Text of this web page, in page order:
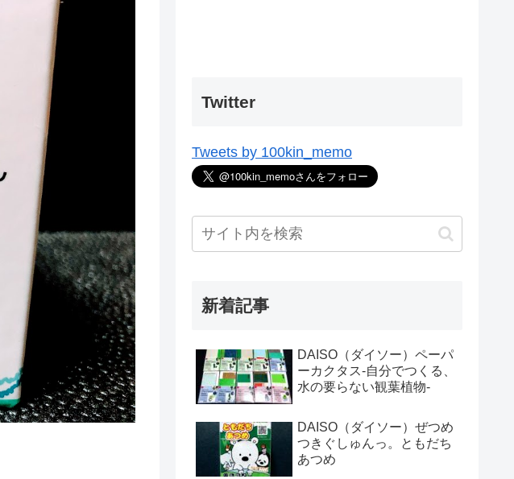
Twitter
Tweets by 100kin_memo
新着記事
DAISO（ダイソー）ペーパ
ーカクタス-自分でつくる、
水の要らない観葉植物-
DAISO（ダイソー）ぜつめ
つきぐしゅんっ。ともだち
あつめ